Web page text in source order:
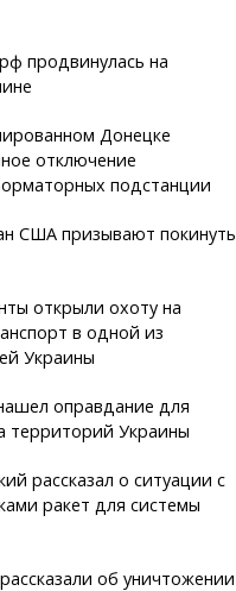
продвинулась на
Донецке
отключение
подстанции
США призывают покинуть
открыли охоту на
в одной из
Украины
оправдание для
территорий Украины
рассказал о ситуации с
ракет для системы
об уничтожении